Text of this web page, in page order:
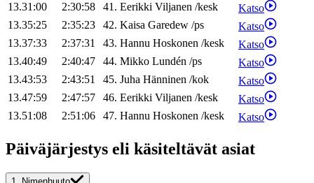
13.31:00
2:30:58 41. Eerikki Viljanen /kesk
Katso
13.35:25
2:35:23 42. Kaisa Garedew /ps
Katso
13.37:33
2:37:31 43. Hannu Hoskonen /kesk
Katso
13.40:49
2:40:47 44. Mikko Lundén /ps
Katso
13.43:53
2:43:51 45. Juha Hänninen /kok
Katso
13.47:59
2:47:57 46. Eerikki Viljanen /kesk
Katso
13.51:08
2:51:06 47. Hannu Hoskonen /kesk Katso
Päiväjärjestys eli käsiteltävät asiat